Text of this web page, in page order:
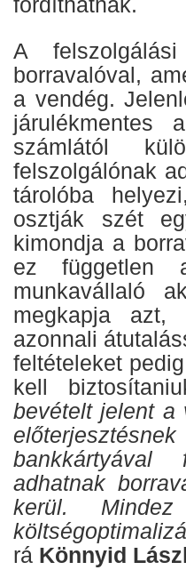
A
borravalóval,
a vendég.
járulékmentes
számlától
felszolgálónak
tárolóba
osztják szét
kimondja a
ez független
munkavállaló
megkapja azt,
azonnali
feltételeket
kell
bevételt jelent a
adhatnak
kerül.
rá Könnyid